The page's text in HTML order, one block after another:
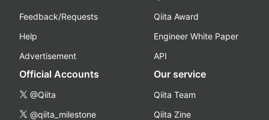
Feedback/Requests
Help
Advertisement
Qiita Award
Engineer White Paper
API
Official Accounts
@Qiita
@qiita_milestone
Our service
Qiita Team
Qiita Zine